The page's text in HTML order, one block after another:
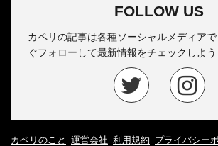
FOLLOW US
カペリの記事は各種ソーシャルメディア
ぐフォローして最新情報をチェックしよう
カペリのこと 運営会社 利用規約 プライバシー